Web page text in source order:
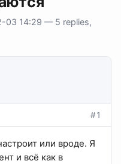
03 14:29 — 5 replies,
#1
или вроде. Я
и всё как в